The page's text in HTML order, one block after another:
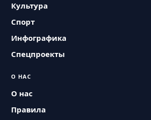
Культура
Спорт
Инфографика
Спецпроекты
О НАС
О нас
Правила